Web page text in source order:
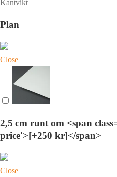
Kantvikt
Plan
Close
2,5 cm runt om <span
price'>[+250 kr]</span>
Close